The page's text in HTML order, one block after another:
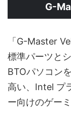
G-
「G-Master
標準パーツと
BTOパソコン
高い、Intel プ
ー向けのゲー